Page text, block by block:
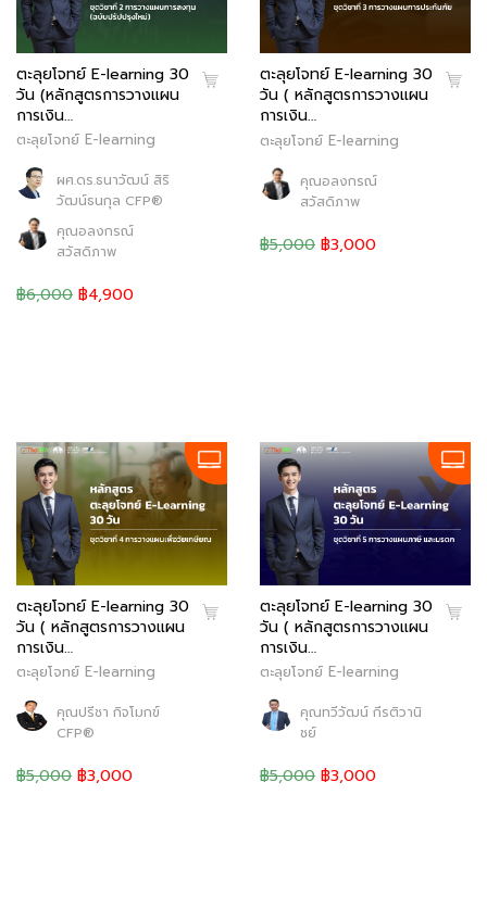
ตะลุยโจทย์ E-learning 30
วัน (หลักสูตรการวางแผน
การเงิน…
ตะลุยโจทย์ E-learning
ผศ.ดร.ธนาวัฒน์ สิริ
วัฒน์ธนกุล CFP®
คุณอลงกรณ์
สวัสดิภาพ
฿6,000 ฿4,900
ตะลุยโจทย์ E-learning 30
วัน ( หลักสูตรการวางแผน
การเงิน…
ตะลุยโจทย์ E-learning
คุณอลงกรณ์
สวัสดิภาพ
฿5,000 ฿3,000
ตะลุยโจทย์ E-learning 30
วัน ( หลักสูตรการวางแผน
การเงิน…
ตะลุยโจทย์ E-learning
คุณปรีชา กิจโมกข์
CFP®
฿5,000 ฿3,000
ตะลุยโจทย์ E-learning 30
วัน ( หลักสูตรการวางแผน
การเงิน…
ตะลุยโจทย์ E-learning
คุณทวีวัฒน์ กีรติวานิ
ชย์
฿5,000 ฿3,000